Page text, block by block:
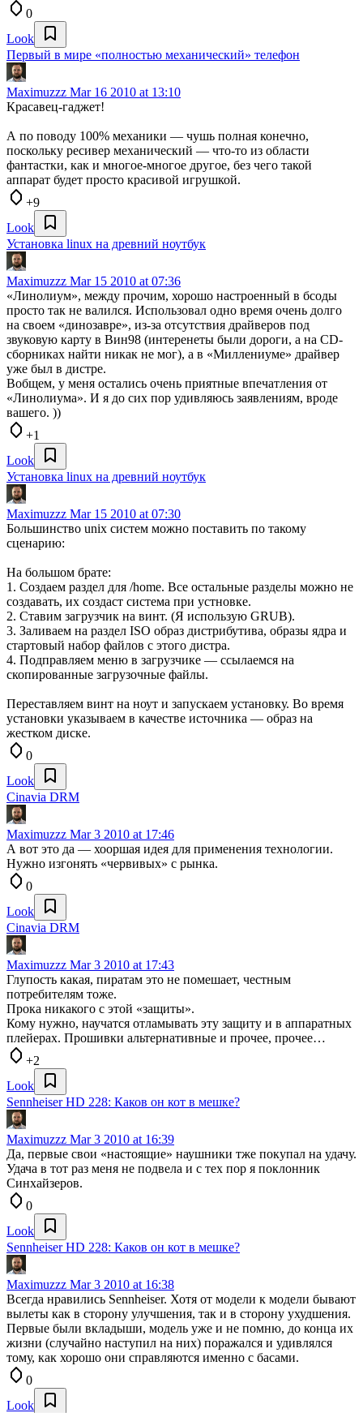
0
Look
Первый в мире «полностью механический» телефон
Maximuzzz Mar 16 2010 at 13:10
Красавец-гаджет!
А по поводу 100% механики — чушь полная конечно,
поскольку ресивер механический — что-то из области
фантастки, как и многое-многое другое, без чего такой
аппарат будет просто красивой игрушкой.
+9
Look
Установка linux на древний ноутбук
Maximuzzz Mar 15 2010 at 07:36
«Линолиум», между прочим, хорошо настроенный в бсоды
просто так не валился. Использовал одно время очень долго
на своем «динозавре», из-за отсутствия драйверов под
звуковую карту в Вин98 (интеренеты были дороги, а на CD-
сборниках найти никак не мог), а в «Миллениуме» драйвер
уже был в дистре.
Вобщем, у меня остались очень приятные впечатления от
«Линолиума». И я до сих пор удивляюсь заявлениям, вроде
вашего. ))
+1
Look
Установка linux на древний ноутбук
Maximuzzz Mar 15 2010 at 07:30
Большинство unix систем можно поставить по такому
сценарию:
На большом брате:
1. Создаем раздел для /home. Все остальные разделы можно не
создавать, их создаст система при устновке.
2. Ставим загрузчик на винт. (Я использую GRUB).
3. Заливаем на раздел ISO образ дистрибутива, образы ядра и
стартовый набор файлов с этого дистра.
4. Подправляем меню в загрузчике — ссылаемся на
скопированные загрузочные файлы.
Переставляем винт на ноут и запускаем установку. Во время
установки указываем в качестве источника — образ на
жестком диске.
0
Look
Cinavia DRM
Maximuzzz Mar 3 2010 at 17:46
А вот это да — хооршая идея для применения технологии.
Нужно изгонять «червивых» с рынка.
0
Look
Cinavia DRM
Maximuzzz Mar 3 2010 at 17:43
Глупость какая, пиратам это не помешает, честным
потребителям тоже.
Прока никакого с этой «защиты».
Кому нужно, научатся отламывать эту защиту и в аппаратных
плейерах. Прошивки альтернативные и прочее, прочее…
+2
Look
Sennheiser HD 228: Каков он кот в мешке?
Maximuzzz Mar 3 2010 at 16:39
Да, первые свои «настоящие» наушники тже покупал на удачу.
Удача в тот раз меня не подвела и с тех пор я поклонник
Синхайзеров.
0
Look
Sennheiser HD 228: Каков он кот в мешке?
Maximuzzz Mar 3 2010 at 16:38
Всегда нравились Sennheiser. Хотя от модели к модели бывают
вылеты как в сторону улучшения, так и в сторону ухудшения.
Первые были вкладыши, модель уже и не помню, до конца их
жизни (случайно наступил на них) поражался и удивлялся
тому, как хорошо они справляются именно с басами.
0
Look